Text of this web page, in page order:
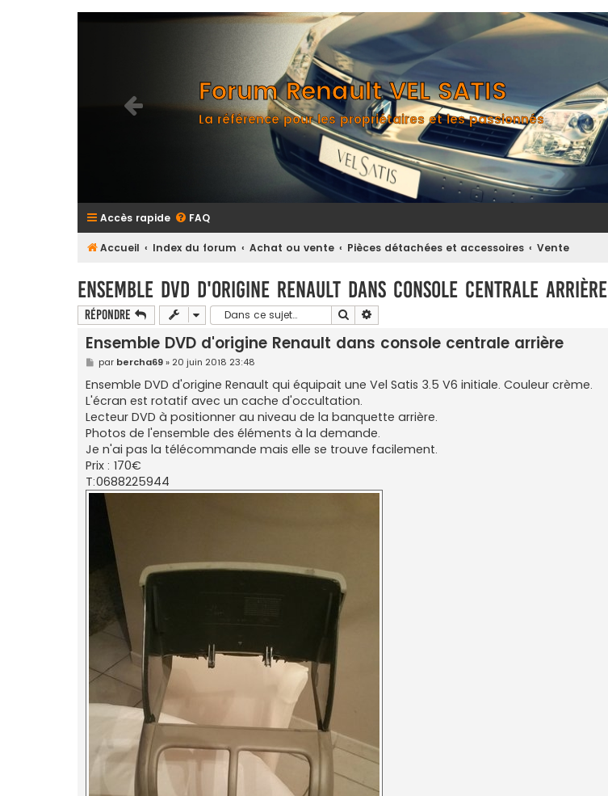
Forum Renault VEL SATIS
La référence pour les propriétaires et les passionnés
Accès rapide FAQ
Accueil Index du forum Achat ou vente Pièces détachées et accessoires Vente
Ensemble DVD d'origine Renault dans console centrale arrière
Répondre Rechercher
Ensemble DVD d'origine Renault dans console centrale arrière
M
e
s
s
a
g
e
par bercha69» 20 juin 2018 23:48
Ensemble DVD d'origine Renault qui équipait une Vel Satis 3.5 V6 initiale. Couleur crème.
L'écran est rotatif avec un cache d'occultation.
Lecteur DVD à positionner au niveau de la banquette arrière.
Photos de l'ensemble des éléments à la demande.
Je n'ai pas la télécommande mais elle se trouve facilement.
Prix : 170€
T:0688225944